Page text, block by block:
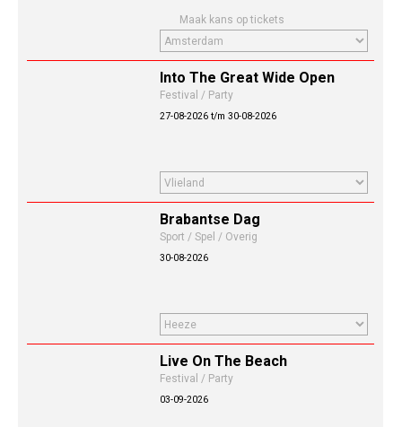
Maak kans op tickets
Into The Great Wide Open
Festival / Party
27-08-2026 t/m 30-08-2026
Brabantse Dag
Sport / Spel / Overig
30-08-2026
Live On The Beach
Festival / Party
03-09-2026